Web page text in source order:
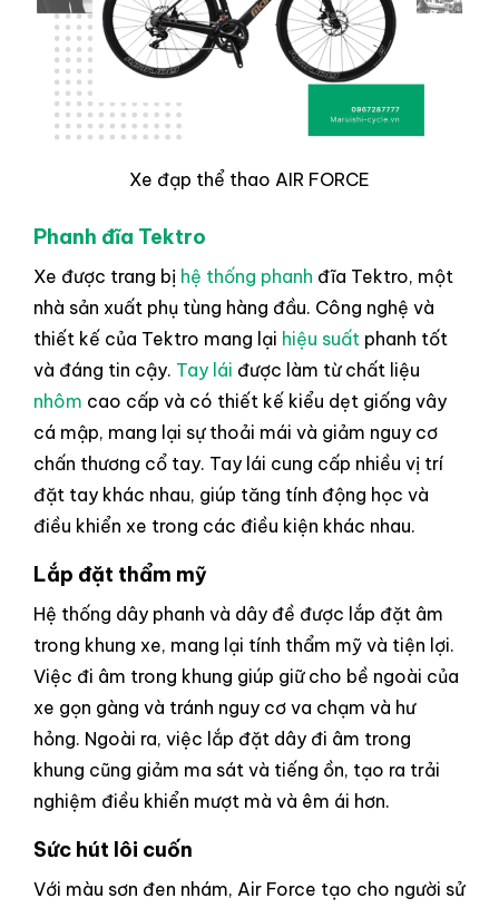
Xe đạp thể thao AIR FORCE
Phanh đĩa Tektro
Xe được trang bị hệ thống phanh đĩa Tektro, một
nhà sản xuất phụ tùng hàng đầu. Công nghệ và
thiết kế của Tektro mang lại hiệu suất phanh tốt
và đáng tin cậy. Tay lái được làm từ chất liệu
nhôm cao cấp và có thiết kế kiểu dẹt giống vây
cá mập, mang lại sự thoải mái và giảm nguy cơ
chấn thương cổ tay. Tay lái cung cấp nhiều vị trí
đặt tay khác nhau, giúp tăng tính động học và
điều khiển xe trong các điều kiện khác nhau.
Lắp đặt thẩm mỹ
Hệ thống dây phanh và dây đề được lắp đặt âm
trong khung xe, mang lại tính thẩm mỹ và tiện lợi.
Việc đi âm trong khung giúp giữ cho bề ngoài của
xe gọn gàng và tránh nguy cơ va chạm và hư
hỏng. Ngoài ra, việc lắp đặt dây đi âm trong
khung cũng giảm ma sát và tiếng ồn, tạo ra trải
nghiệm điều khiển mượt mà và êm ái hơn.
Sức hút lôi cuốn
Với màu sơn đen nhám, Air Force tạo cho người sử